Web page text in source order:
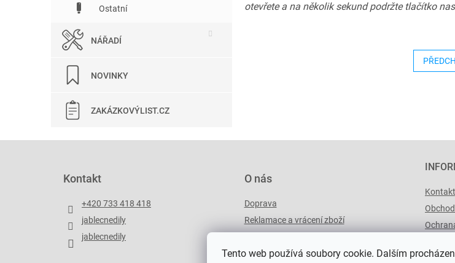
Tento web používá soubory cookie. Dalším
Ostatní
NÁŘADÍ
NOVINKY
ZAKÁZKOVÝLIST.CZ
otevřete a na několik sekund podržte tlačítko
Kontakt
+420 733 418 418
jablecnedily
jablecnedily
O nás
Doprava
Reklamace a vrácení zboží